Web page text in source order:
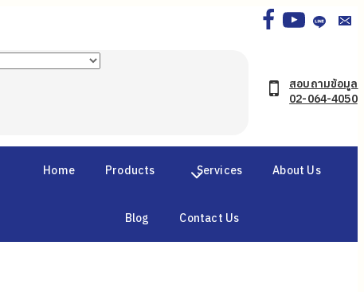
สอบถามข้อมูล
02-064-4050
Home Products Services About Us
Blog Contact Us